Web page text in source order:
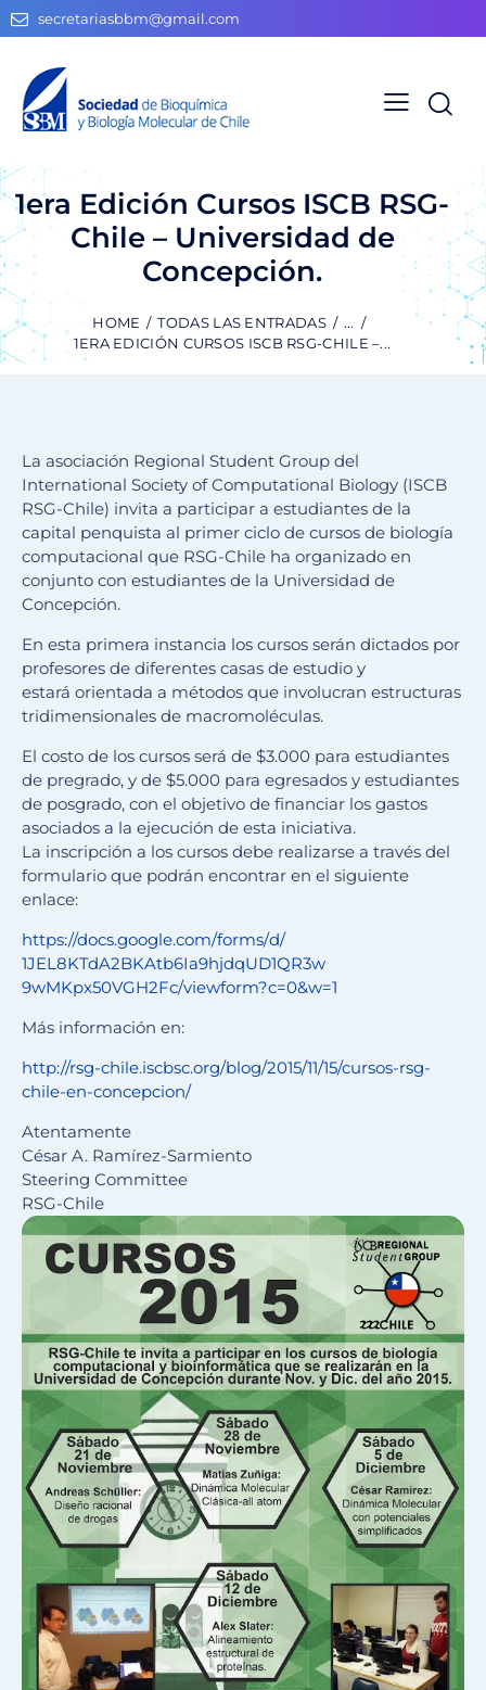
secretariasbbm@gmail.com
1era Edición Cursos ISCB RSG-
Chile – Universidad de
Concepción.
HOME TODAS LAS ENTRADAS
...
1ERA EDICIÓN CURSOS ISCB RSG-CHILE –...
La asociación Regional Student Group del
International Society of Computational Biology (ISCB
RSG-Chile) invita a participar a estudiantes de la
capital penquista al primer ciclo de cursos de biología
computacional que RSG-Chile ha organizado en
conjunto con estudiantes de la Universidad de
Concepción.
En esta primera instancia los cursos serán dictados por
profesores de diferentes casas de estudio y
estará orientada a métodos que involucran estructuras
tridimensionales de macromoléculas.
El costo de los cursos será de $3.000 para estudiantes
de pregrado, y de $5.000 para egresados y estudiantes
de posgrado, con el objetivo de financiar los gastos
asociados a la ejecución de esta iniciativa.
La inscripción a los cursos debe realizarse a través del
formulario que podrán encontrar en el siguiente
enlace:
https://docs.google.com/forms/d/
1JEL8KTdA2BKAtb6Ia9hjdqUD1QR3w
9wMKpx50VGH2Fc/viewform?c=0&w=1
Más información en:
http://rsg-chile.iscbsc.org/blog/2015/11/15/cursos-rsg-
chile-en-concepcion/
Atentamente
César A. Ramírez-Sarmiento
Steering Committee
RSG-Chile